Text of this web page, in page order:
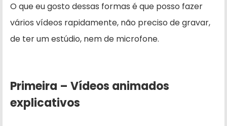
O que eu gosto dessas formas é que posso fazer
vários vídeos rapidamente, não preciso de gravar,
de ter um estúdio, nem de microfone.
Primeira – Vídeos animados
explicativos